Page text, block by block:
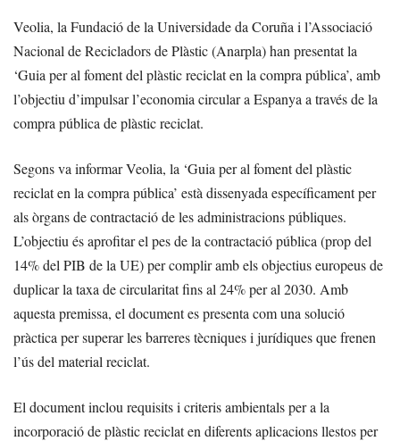
Veolia, la Fundació de la Universidade da Coruña i l’Associació
Nacional de Recicladors de Plàstic (Anarpla) han presentat la
‘Guia per al foment del plàstic reciclat en la compra pública’, amb
l’objectiu d’impulsar l’economia circular a Espanya a través de la
compra pública de plàstic reciclat.
Segons va informar Veolia, la ‘Guia per al foment del plàstic
reciclat en la compra pública’ està dissenyada específicament per
als òrgans de contractació de les administracions públiques.
L’objectiu és aprofitar el pes de la contractació pública (prop del
14% del PIB de la UE) per complir amb els objectius europeus de
duplicar la taxa de circularitat fins al 24% per al 2030. Amb
aquesta premissa, el document es presenta com una solució
pràctica per superar les barreres tècniques i jurídiques que frenen
l’ús del material reciclat.
El document inclou requisits i criteris ambientals per a la
incorporació de plàstic reciclat en diferents aplicacions llestos per